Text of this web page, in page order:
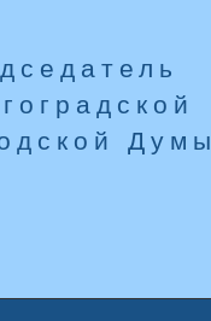
Думы